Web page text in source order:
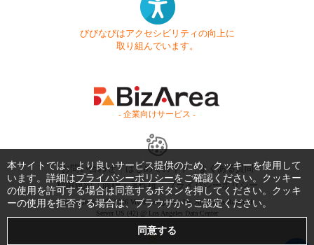
びびなびはアクセシビリティの向上に
取り組んでいます。
- 企業向けサービス -
お問い合わせ はじめてガイド
よくある質問
利用規約
商標・著作権 プライバシーポリシー
Copyright © 1999-2026 Vivid Navigation, Inc. All Rights Reserved.
Server US (42) @ Los Angeles Data Center
本サイトでは、より良いサービス提供のため、クッキーを使用して
います。詳細はプライバシーポリシーをご確認ください。クッキー
の使用を許可する場合は同意するボタンを押してください。クッキ
ーの使用を拒否する場合は、ブラウザからご設定ください。